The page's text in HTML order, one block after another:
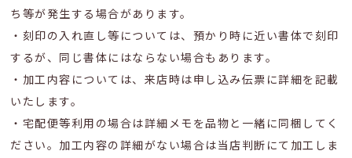
ち等が発生する場合があります。
・刻印の入れ直し等については、預かり時に近い書体で刻印
するが、同じ書体にはならない場合もあります。
・加工内容については、来店時は申し込み伝票に詳細を記載
いたします。
・宅配便等利用の場合は詳細メモを品物と一緒に同梱してく
ださい。加工内容の詳細がない場合は当店判断にて加工しま